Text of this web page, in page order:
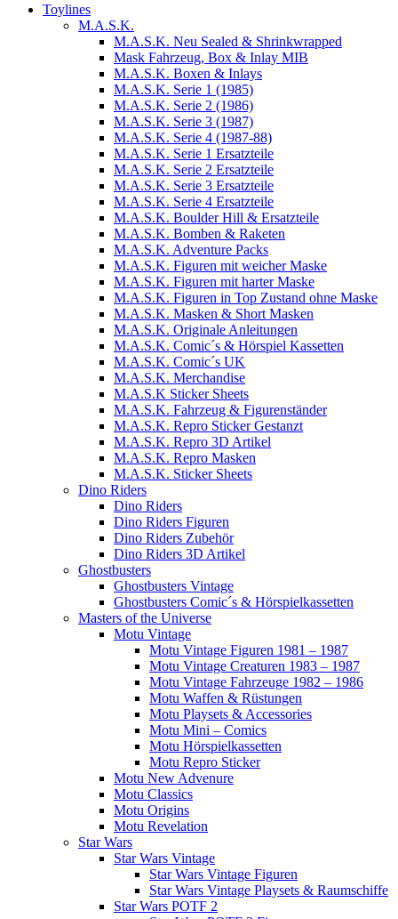
Toylines
M.A.S.K.
M.A.S.K. Neu Sealed & Shrinkwrapped
Mask Fahrzeug, Box & Inlay MIB
M.A.S.K. Boxen & Inlays
M.A.S.K. Serie 1 (1985)
M.A.S.K. Serie 2 (1986)
M.A.S.K. Serie 3 (1987)
M.A.S.K. Serie 4 (1987-88)
M.A.S.K. Serie 1 Ersatzteile
M.A.S.K. Serie 2 Ersatzteile
M.A.S.K. Serie 3 Ersatzteile
M.A.S.K. Serie 4 Ersatzteile
M.A.S.K. Boulder Hill & Ersatzteile
M.A.S.K. Bomben & Raketen
M.A.S.K. Adventure Packs
M.A.S.K. Figuren mit weicher Maske
M.A.S.K. Figuren mit harter Maske
M.A.S.K. Figuren in Top Zustand ohne Maske
M.A.S.K. Masken & Short Masken
M.A.S.K. Originale Anleitungen
M.A.S.K. Comic´s & Hörspiel Kassetten
M.A.S.K. Comic´s UK
M.A.S.K. Merchandise
M.A.S.K Sticker Sheets
M.A.S.K. Fahrzeug & Figurenständer
M.A.S.K. Repro Sticker Gestanzt
M.A.S.K. Repro 3D Artikel
M.A.S.K. Repro Masken
M.A.S.K. Sticker Sheets
Dino Riders
Dino Riders
Dino Riders Figuren
Dino Riders Zubehör
Dino Riders 3D Artikel
Ghostbusters
Ghostbusters Vintage
Ghostbusters Comic´s & Hörspielkassetten
Masters of the Universe
Motu Vintage
Motu Vintage Figuren 1981 – 1987
Motu Vintage Creaturen 1983 – 1987
Motu Vintage Fahrzeuge 1982 – 1986
Motu Waffen & Rüstungen
Motu Playsets & Accessories
Motu Mini – Comics
Motu Hörspielkassetten
Motu Repro Sticker
Motu New Advenure
Motu Classics
Motu Origins
Motu Revelation
Star Wars
Star Wars Vintage
Star Wars Vintage Figuren
Star Wars Vintage Playsets & Raumschiffe
Star Wars POTF 2